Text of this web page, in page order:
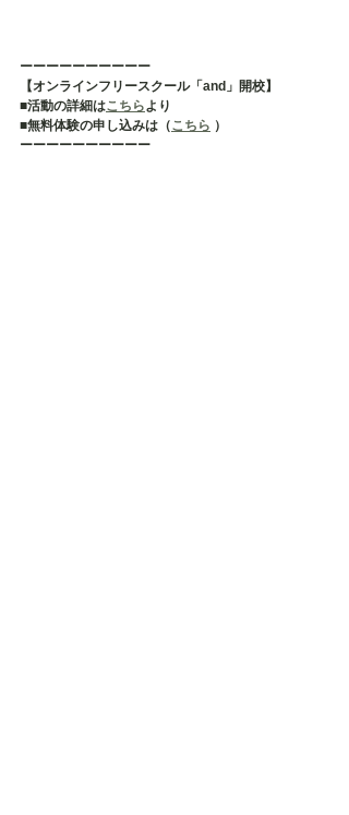
ーーーーーーーーーー
【オンラインフリースクール「and」開校】
■活動の詳細はこちらより
■無料体験の申し込みは（こちら ）
ーーーーーーーーーー